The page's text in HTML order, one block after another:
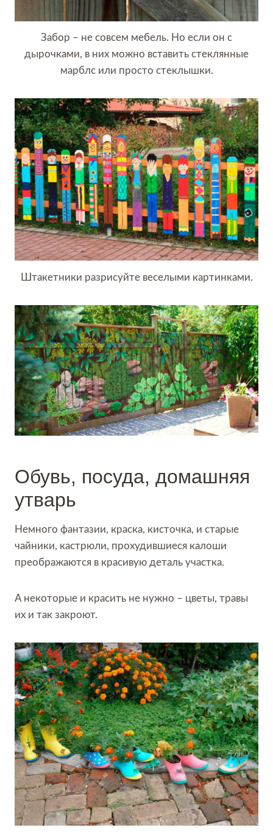
Забор – не совсем мебель. Но если он с
дырочками, в них можно вставить стеклянные
марблс или просто стеклышки.
Штакетники разрисуйте веселыми картинками.
Обувь, посуда, домашняя
утварь
Немного фантазии, краска, кисточка, и старые
чайники, кастрюли, прохудившиеся калоши
преображаются в красивую деталь участка.
А некоторые и красить не нужно – цветы, травы
их и так закроют.